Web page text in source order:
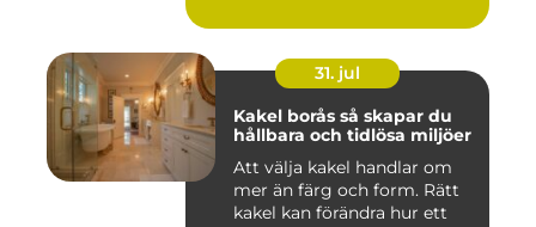
31. jul
Kakel borås så skapar du
hållbara och tidlösa miljöer
Att välja kakel handlar om
mer än färg och form. Rätt
kakel kan förändra hur ett